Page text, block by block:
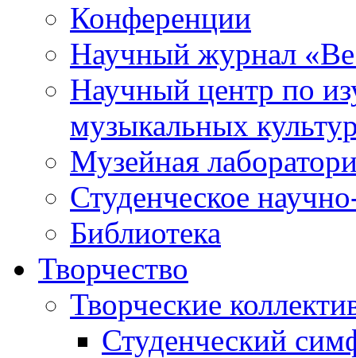
Конференции
Научный журнал
Научный центр по
музыкальных
Музейная
Студенческое
Библиотека
Творчество
Творческие
Студенческий